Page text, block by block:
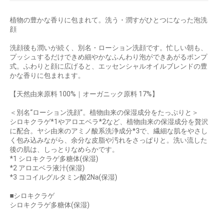
植物の豊かな香りに包まれて。洗う・潤すがひとつになった泡洗
顔
洗顔後も潤いが続く、別名・ローション洗顔です。忙しい朝も、
プッシュするだけできめ細やかなふんわり泡ができあがるポンプ
式。ふわりと顔に広げると、エッセンシャルオイルブレンドの豊
かな香りに包まれます。
【天然由来原料 100%｜オーガニック原料 17%】
＜別名“ローション洗顔”。植物由来の保湿成分をたっぷりと＞
シロキクラゲ*1やアロエベラ*2など、植物由来の保湿成分を贅沢
に配合。ヤシ由来のアミノ酸系洗浄成分*3で、繊細な肌をやさし
く包み込みながら、余分な皮脂や汚れをさっぱりと。洗い流した
後の肌は、しっとりなめらかです。
*1 シロキクラゲ多糖体(保湿)
*2 アロエベラ液汁(保湿)
*3 ココイルグルタミン酸2Na(保湿)
■シロキクラゲ
シロキクラゲ多糖体(保湿)